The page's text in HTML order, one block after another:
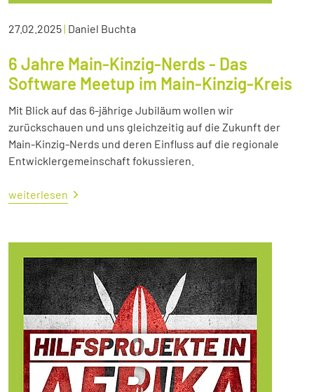
27.02.2025| Daniel Buchta
6 Jahre Main-Kinzig-Nerds - Das
Software Meetup im Main-Kinzig-Kreis
Mit Blick auf das 6-jährige Jubiläum wollen wir
zurückschauen und uns gleichzeitig auf die Zukunft der
Main-Kinzig-Nerds und deren Einfluss auf die regionale
Entwicklergemeinschaft fokussieren.
weiterlesen